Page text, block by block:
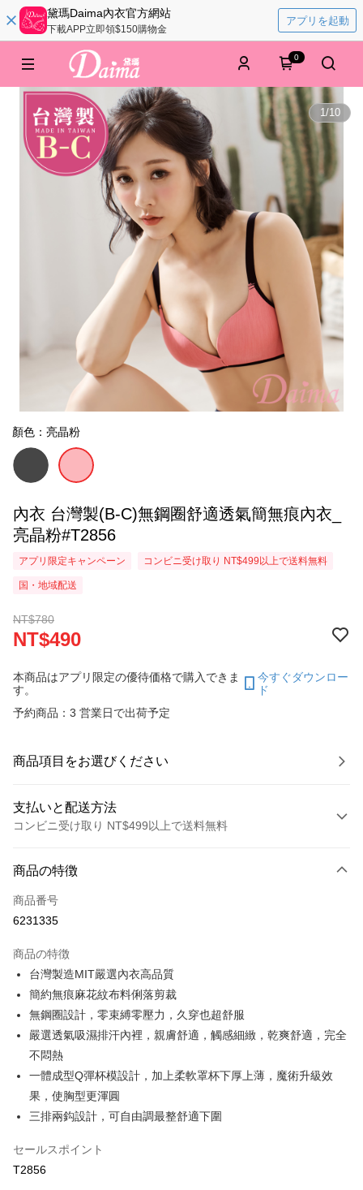
黛瑪Daima內衣官方網站
下載APP立即領$150購物金
アプリを起動
0
1/10
顏色：亮晶粉
內衣 台灣製(B-C)無鋼圈舒適透氣簡無痕內衣_
亮晶粉#T2856
アプリ限定キャンペーン コンビニ受け取り NT$499以上で送料無料
国・地域配送
NT$780
NT$490
本商品はアプリ限定の優待価格で購入できま
す。
今すぐダウンロー
ド
予約商品：3 営業日で出荷予定
商品項目をお選びください
支払いと配送方法
コンビニ受け取り NT$499以上で送料無料
クレジットカード1回払い
コンビニ店頭代金引換
Apple Pay
JKOPAY
Easy Wallet
Plus Pay
OP Pay Later
説明
加の申請なしで即時に利用可能です。
2. 支払い方法で「OP Pay Later」を選択すると、注文が成立した後に自動
説明
一、 AFTEE代金後払いについて
商品の特徴
商品番号
6231335
商品の特徴
台灣製造MIT嚴選內衣高品質
簡約無痕麻花紋布料俐落剪裁
無鋼圈設計，零束縛零壓力，久穿也超舒服
嚴選透氣吸濕排汗內裡，親膚舒適，觸感細緻，乾爽舒適，完全
不悶熱
一體成型Q彈杯模設計，加上柔軟罩杯下厚上薄，魔術升級效
果，使胸型更渾圓
三排兩鈎設計，可自由調最整舒適下圍
セールスポイント
T2856